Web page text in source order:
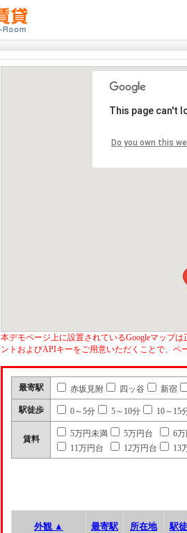
This page can't
Do you own this
本デモページ上に設置されているGoogleマップ
ントおよびAPIキーをご用意いただくことで、ペ
最寄駅 赤坂見附 四ッ谷 新宿
駅徒歩 0～5分 5～10分 10～15
賃料
5万円未満 5万円台 6
11万円台
12万円台 13
外観 ▲ 最寄駅 所在地 駅